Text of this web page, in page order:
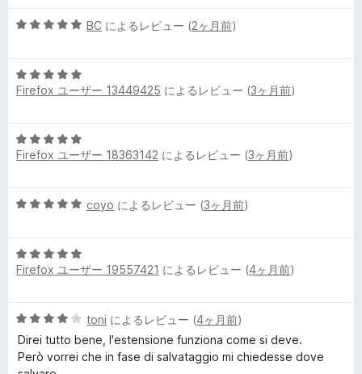
5
価
5
中
5
価
BC によるレビュー (2ヶ月前)
5
段
5
の
Firefox ユーザー 13449425 によるレビュー (3ヶ月前)
5
段
5
価
Firefox ユーザー 18363142 によるレビュー (3ヶ月前)
5
中
5
価
coyo によるレビュー (3ヶ月前)
5
段
5
の
評
Firefox ユーザー 19557421 によるレビュー (4ヶ月前)
5
段
階
中
toni によるレビュー (4ヶ月前)
Direi tutto bene, l'estensione funziona come si deve.
Però vorrei che in fase di salvataggio mi chiedesse dove